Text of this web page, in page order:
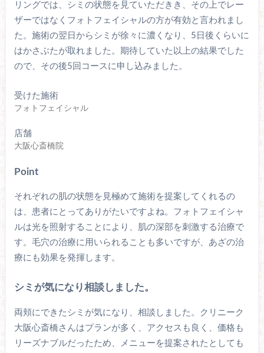
リングでは、シミの状態を見ていただきき、その上でレー
ザーではなくフォトフェイシャルの方が有効と言われまし
た。施術の翌日からシミが徐々に濃くなり、5日後くらいに
はかさぶたが取れました。期待していた以上の結果でした
ので、その後5回コースに申し込みました。
受けた施術
フォトフェイシャル
店舗
大阪心斎橋院
Point
それぞれの肌の状態を見極めて施術を提案してくれるの
は、患者にとってありがたいですよね。フォトフェイシャ
ルは光を照射することにより、肌の深部を刺激する治療で
す。毛穴の治療に用いられることも多いですが、あざの治
療にも効果を発揮します。
シミが気になり相談しました。
両頬にできたシミが気になり、相談しました。クリニーク
大阪心斎橋さんはプランが多く、アクセスも良く、価格も
リーズナブルだったため、メニューを提案されたとしても